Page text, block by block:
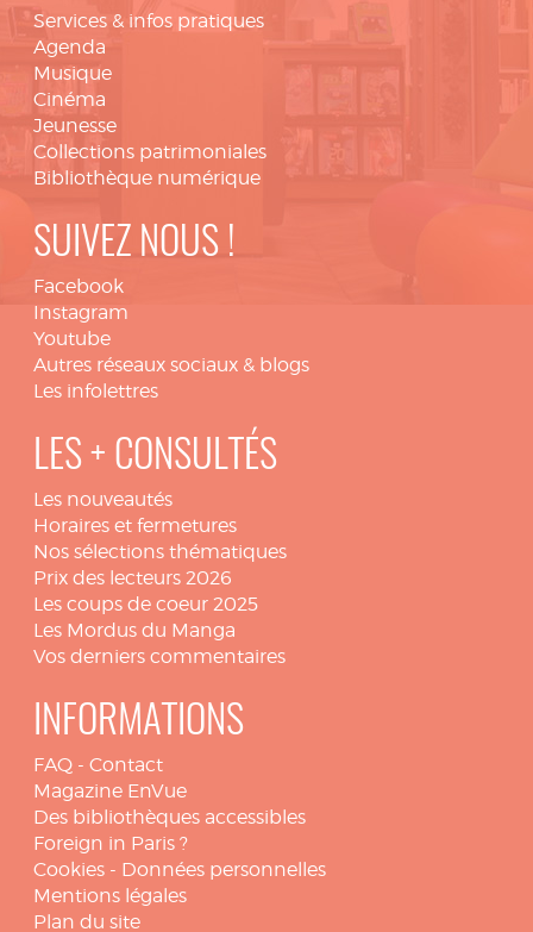
Services & infos pratiques
Agenda
Musique
Cinéma
Jeunesse
Collections patrimoniales
Bibliothèque numérique
SUIVEZ NOUS !
Facebook
Instagram
Youtube
Autres réseaux sociaux & blogs
Les infolettres
LES + CONSULTÉS
Les nouveautés
Horaires et fermetures
Nos sélections thématiques
Prix des lecteurs 2026
Les coups de coeur 2025
Les Mordus du Manga
Vos derniers commentaires
INFORMATIONS
FAQ - Contact
Magazine EnVue
Des bibliothèques accessibles
Foreign in Paris ?
Cookies - Données personnelles
Mentions légales
Plan du site